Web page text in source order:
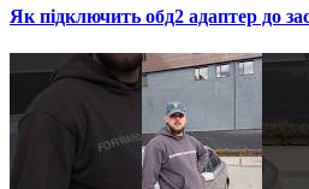
Як підключить обд2 адаптер до